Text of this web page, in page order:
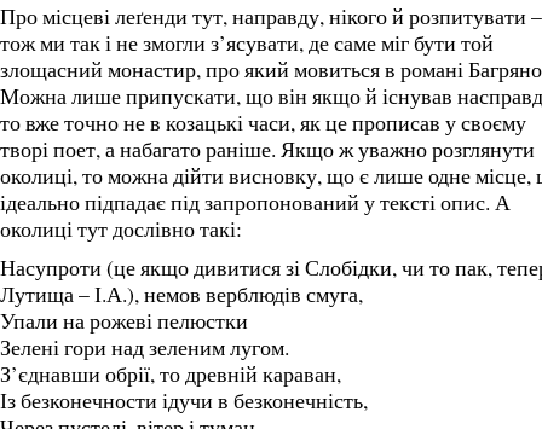
Про місцеві леґенди тут, направду, нікого й розпитувати –
тож ми так і не змогли з’ясувати, де саме міг бути той
злощасний монастир, про який мовиться в романі
Можна лише припускати, що він якщо й існував
то вже точно не в козацькі часи, як це прописав у своєму
творі поет, а набагато раніше. Якщо ж уважно розглянути
околиці, то можна дійти висновку, що є лише одне місце,
ідеально підпадає під запропонований у тексті опис. А
околиці тут дослівно такі:
Насупроти (це якщо дивитися зі Слобідки, чи то пак,
Лутища – І.А.), немов верблюдів смуга,
Упали на рожеві пелюстки
Зелені гори над зеленим лугом.
З’єднавши обрії, то древній караван,
Із безконечности ідучи в безконечність,